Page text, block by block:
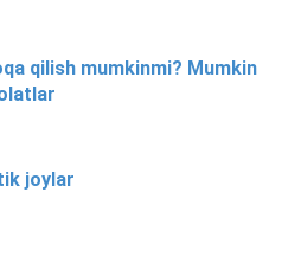
qilish mumkinmi? Mumkin
joylar